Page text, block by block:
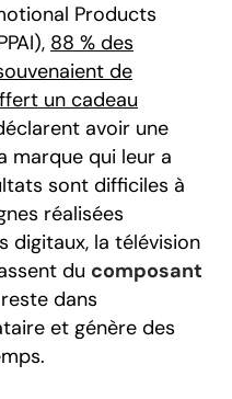
Products
88 % des
de
un cadeau
avoir une
marque qui leur a
sont difficiles à
réalisées
digitaux, la télévision
du composant
dans
et génère des